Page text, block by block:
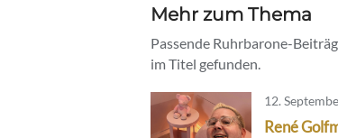
Mehr zum Thema
Passende Ruhrbarone-
im Titel gefunden.
12.
René